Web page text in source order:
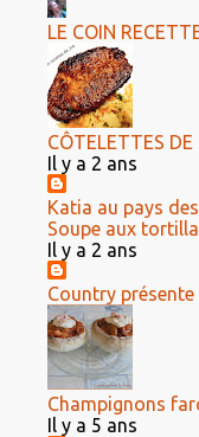
LE COIN
CÔTELETTES DE
Il y a 2 ans
Katia au pays
Soupe aux
Il y a 2 ans
Country
Champignons
Il y a 5 ans